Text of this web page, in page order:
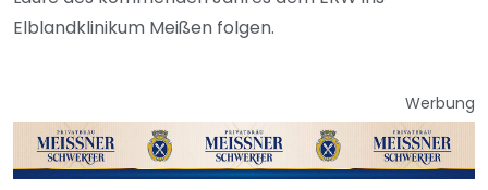
Elblandklinikum Meißen folgen.
Werbung